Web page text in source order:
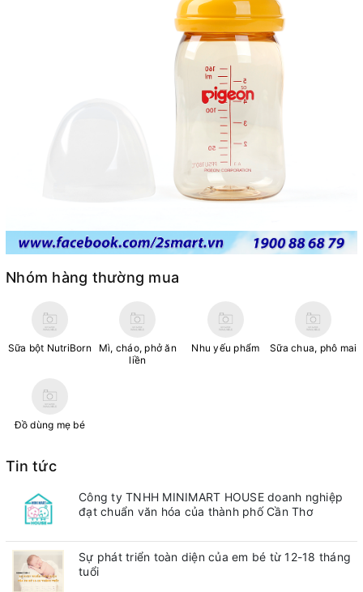
Nhóm hàng thường mua
Sữa bột NutriBorn
Mì, cháo, phở ăn
liền
Nhu yếu phẩm Sữa chua, phô mai
Đồ dùng mẹ bé
Tin tức
Công ty TNHH MINIMART HOUSE doanh nghiệp
đạt chuẩn văn hóa của thành phố Cần Thơ
Sự phát triển toàn diện của em bé từ 12-18 tháng
tuổi